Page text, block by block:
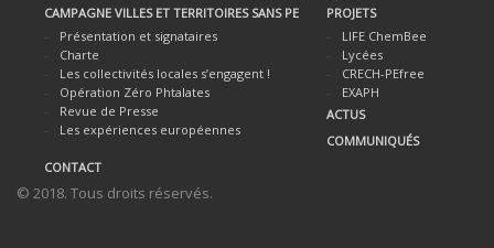
CAMPAGNE VILLES ET TERRITOIRES SANS PE
Présentation et signataires
Charte
Les collectivités locales s’engagent !
Opération Zéro Phtalates
Revue de Presse
Les expériences européennes
PROJETS
LIFE ChemBee
Lycées
CRECH-PEfree
EXAPH
ACTUS
COMMUNIQUÉS
CONTACT
© 2018. Tous droits réservés.